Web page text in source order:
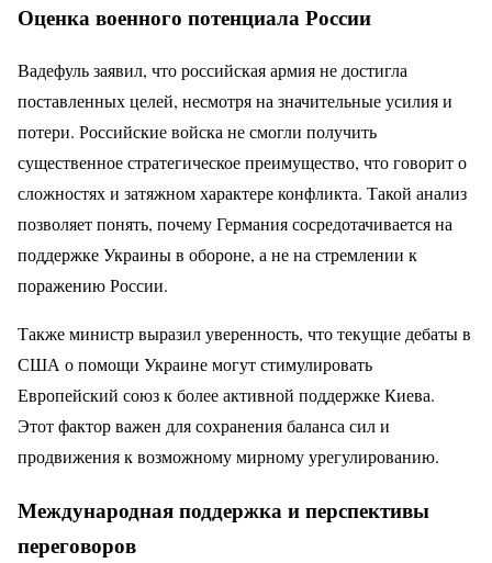
Оценка военного потенциала России
Вадефуль заявил, что российская армия не достигла
поставленных целей, несмотря на значительные усилия и
потери. Российские войска не смогли получить
существенное стратегическое преимущество, что говорит о
сложностях и затяжном характере конфликта. Такой анализ
позволяет понять, почему Германия сосредотачивается на
поддержке Украины в обороне, а не на стремлении к
поражению России.
Также министр выразил уверенность, что текущие дебаты в
США о помощи Украине могут стимулировать
Европейский союз к более активной поддержке Киева.
Этот фактор важен для сохранения баланса сил и
продвижения к возможному мирному урегулированию.
Международная поддержка и перспективы
переговоров